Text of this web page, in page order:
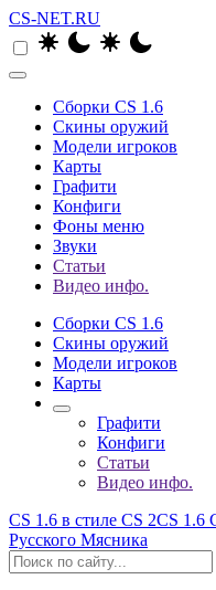
CS-NET.RU
Сборки CS 1.6
Скины оружий
Модели игроков
Карты
Графити
Конфиги
Фоны меню
Звуки
Статьи
Видео инфо.
Сборки CS 1.6
Скины оружий
Модели игроков
Карты
Графити
Конфиги
Статьи
Видео инфо.
CS 1.6 в стиле CS 2CS 1.6
Русского Мясника